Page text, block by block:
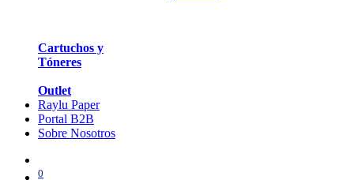
Cartuchos y
Tóneres
Outlet
Raylu Paper
Portal B2B
Sobre Nosotros
0